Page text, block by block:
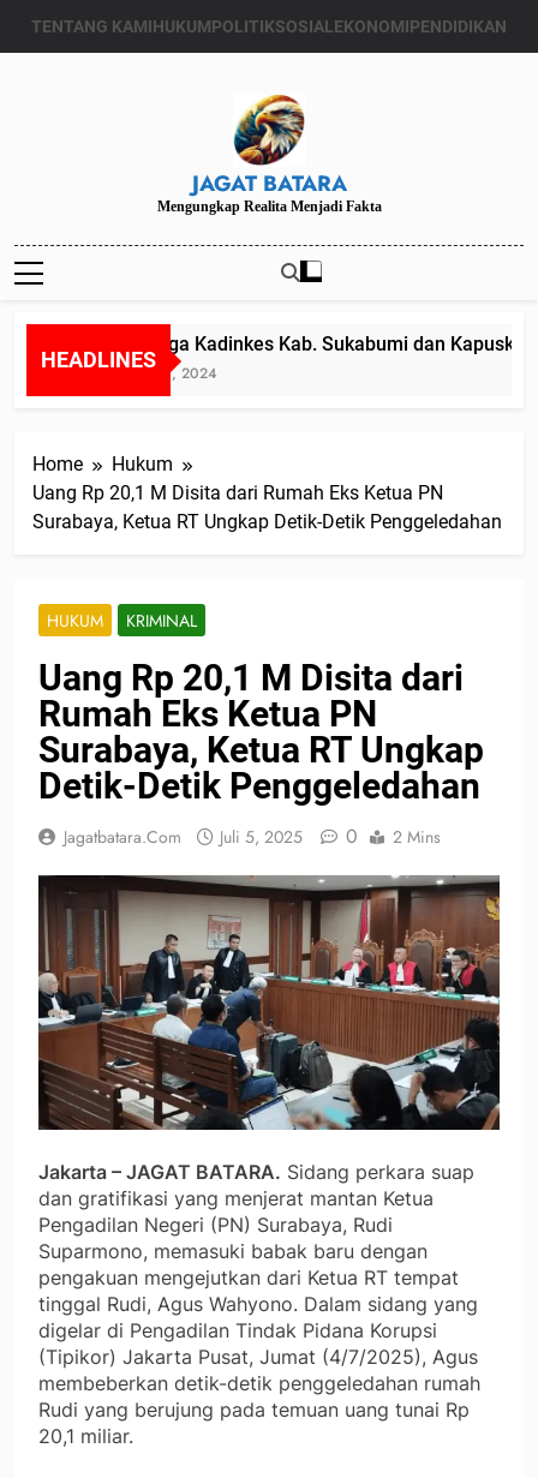
TENTANG KAMIHUKUMPOLITIKSOSIALEKONOMIPENDIDIKAN
JAGAT BATARA
Mengungkap Realita Menjadi Fakta
HEADLINES
Diduga Kadinkes Kab. Sukabumi dan
Juli 24, 2024
Home
Hukum
Uang Rp 20,1 M Disita dari Rumah Eks Ketua PN
Surabaya, Ketua RT Ungkap Detik-Detik Penggeledahan
HUKUM KRIMINAL
Uang Rp 20,1 M Disita dari
Rumah Eks Ketua PN
Surabaya, Ketua RT Ungkap
Detik-Detik Penggeledahan
Jagatbatara.com Juli 5, 2025 0 2 Mins
Jakarta – JAGAT BATARA. Sidang perkara suap
dan gratifikasi yang menjerat mantan Ketua
Pengadilan Negeri (PN) Surabaya, Rudi
Suparmono, memasuki babak baru dengan
pengakuan mengejutkan dari Ketua RT tempat
tinggal Rudi, Agus Wahyono. Dalam sidang yang
digelar di Pengadilan Tindak Pidana Korupsi
(Tipikor) Jakarta Pusat, Jumat (4/7/2025), Agus
membeberkan detik-detik penggeledahan rumah
Rudi yang berujung pada temuan uang tunai Rp
20,1 miliar.